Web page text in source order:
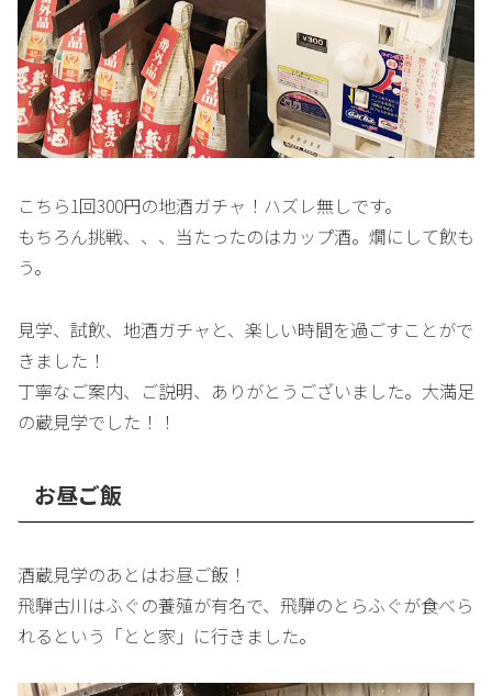
こちら1回300円の地酒ガチャ！ハズレ無しです。
もちろん挑戦、、、当たったのはカップ酒。燗にして飲も
う。
見学、試飲、地酒ガチャと、楽しい時間を過ごすことがで
きました！
丁寧なご案内、ご説明、ありがとうございました。大満足
の蔵見学でした！！
お昼ご飯
酒蔵見学のあとはお昼ご飯！
飛騨古川はふぐの養殖が有名で、飛騨のとらふぐが食べら
れるという「とと家」に行きました。